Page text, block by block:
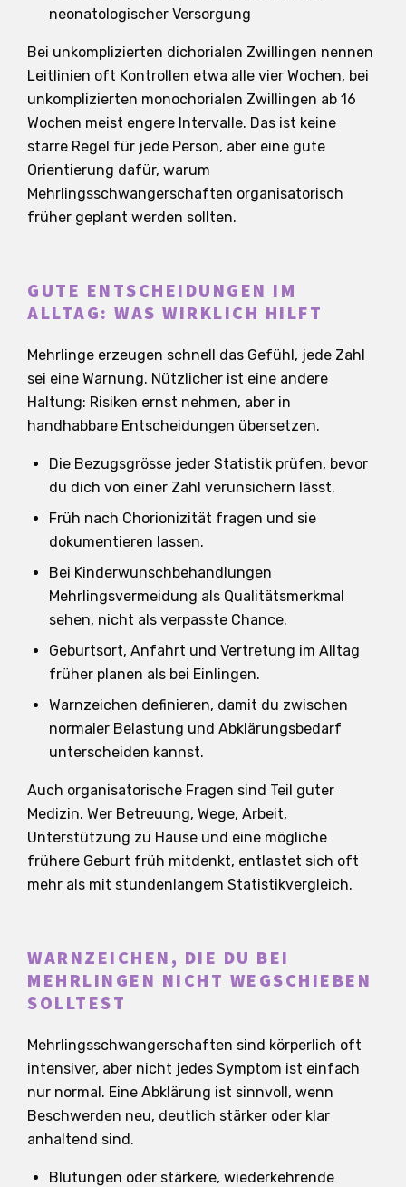
neonatologischer Versorgung
Bei unkomplizierten dichorialen Zwillingen nennen
Leitlinien oft Kontrollen etwa alle vier Wochen, bei
unkomplizierten monochorialen Zwillingen ab 16
Wochen meist engere Intervalle. Das ist keine
starre Regel für jede Person, aber eine gute
Orientierung dafür, warum
Mehrlingsschwangerschaften organisatorisch
früher geplant werden sollten.
GUTE ENTSCHEIDUNGEN IM
ALLTAG: WAS WIRKLICH HILFT
Mehrlinge erzeugen schnell das Gefühl, jede Zahl
sei eine Warnung. Nützlicher ist eine andere
Haltung: Risiken ernst nehmen, aber in
handhabbare Entscheidungen übersetzen.
Die Bezugsgrösse jeder Statistik prüfen, bevor
du dich von einer Zahl verunsichern lässt.
Früh nach Chorionizität fragen und sie
dokumentieren lassen.
Bei Kinderwunschbehandlungen
Mehrlingsvermeidung als Qualitätsmerkmal
sehen, nicht als verpasste Chance.
Geburtsort, Anfahrt und Vertretung im Alltag
früher planen als bei Einlingen.
Warnzeichen definieren, damit du zwischen
normaler Belastung und Abklärungsbedarf
unterscheiden kannst.
Auch organisatorische Fragen sind Teil guter
Medizin. Wer Betreuung, Wege, Arbeit,
Unterstützung zu Hause und eine mögliche
frühere Geburt früh mitdenkt, entlastet sich oft
mehr als mit stundenlangem Statistikvergleich.
WARNZEICHEN, DIE DU BEI
MEHRLINGEN NICHT WEGSCHIEBEN
SOLLTEST
Mehrlingsschwangerschaften sind körperlich oft
intensiver, aber nicht jedes Symptom ist einfach
nur normal. Eine Abklärung ist sinnvoll, wenn
Beschwerden neu, deutlich stärker oder klar
anhaltend sind.
Blutungen oder stärkere, wiederkehrende